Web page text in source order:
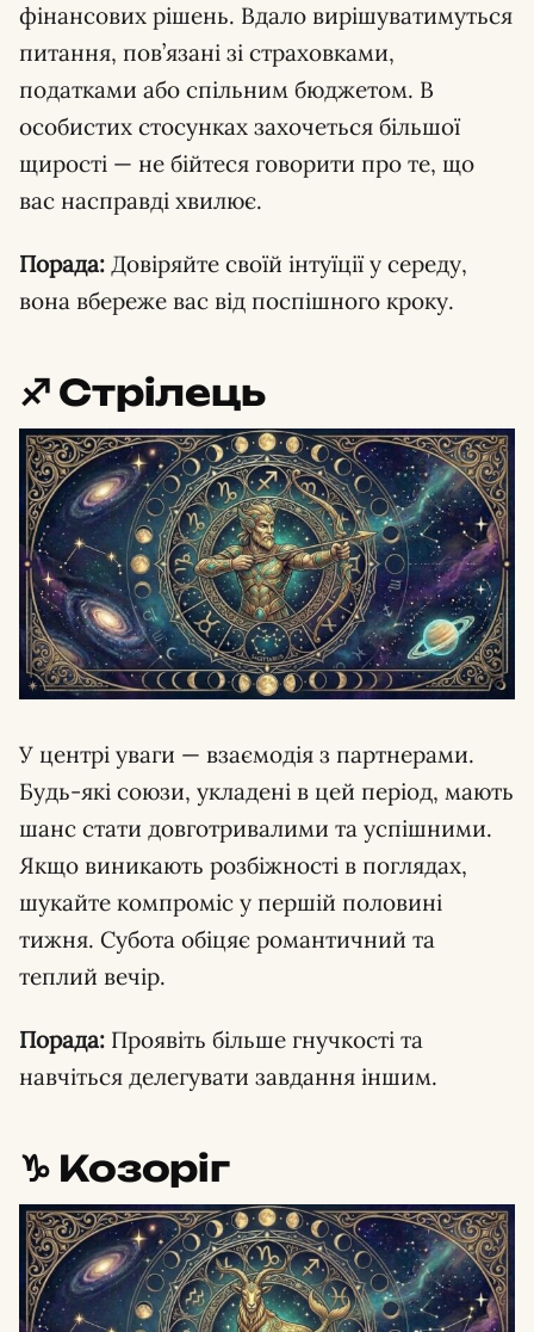
фінансових рішень. Вдало вирішуватимуться
питання, пов’язані зі страховками,
податками або спільним бюджетом. В
особистих стосунках захочеться більшої
щирості — не бійтеся говорити про те, що
вас насправді хвилює.
Порада: Довіряйте своїй інтуїції у середу,
вона вбереже вас від поспішного кроку.
♐️ Стрілець
У центрі уваги — взаємодія з партнерами.
Будь-які союзи, укладені в цей період, мають
шанс стати довготривалими та успішними.
Якщо виникають розбіжності в поглядах,
шукайте компроміс у першій половині
тижня. Субота обіцяє романтичний та
теплий вечір.
Порада: Проявіть більше гнучкості та
навчіться делегувати завдання іншим.
♑️ Козоріг